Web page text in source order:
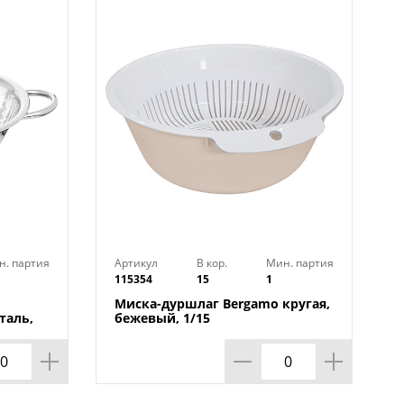
партия
Артикул
115354
В кор.
15
Мин. партия
1
Миска-дуршлаг Bergamo кругая,
бежевый, 1/15